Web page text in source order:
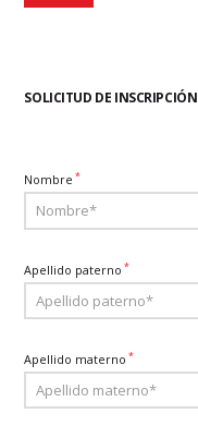
SOLICITUD DE INSCRIPCIÓN
Nombre *
Apellido paterno *
Apellido materno *